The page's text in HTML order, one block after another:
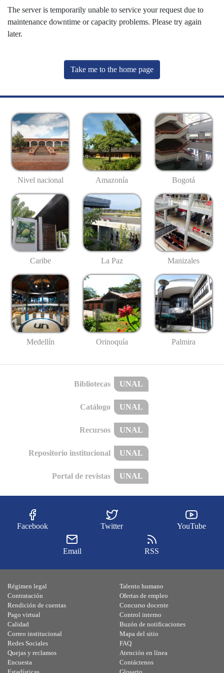
The server is temporarily unable to service your request due to
maintenance downtime or capacity problems. Please try again
later.
Take me to the home page
Nivel nacional Amazonía Bogotá
Caribe La Paz Manizales
Medellín Orinoquía Palmira
Bibliotecas UNAL
Catálogo UNAL
Recursos UNAL
Repositorio institucional UNAL
Portal de revistas UNAL
Facebook Twitter YouTube
Email RSS
Régimen legal
Contratación
Rendición de cuentas
Pago virtual
Calidad
Talento humano
Ofertas de empleo
Concurso docente
Control interno
Buzón de notificaciones
Correo institucional
Redes Sociales
Quejas y reclamos
Encuesta
Mapa del sitio
FAQ
Atención en línea
Contáctenos